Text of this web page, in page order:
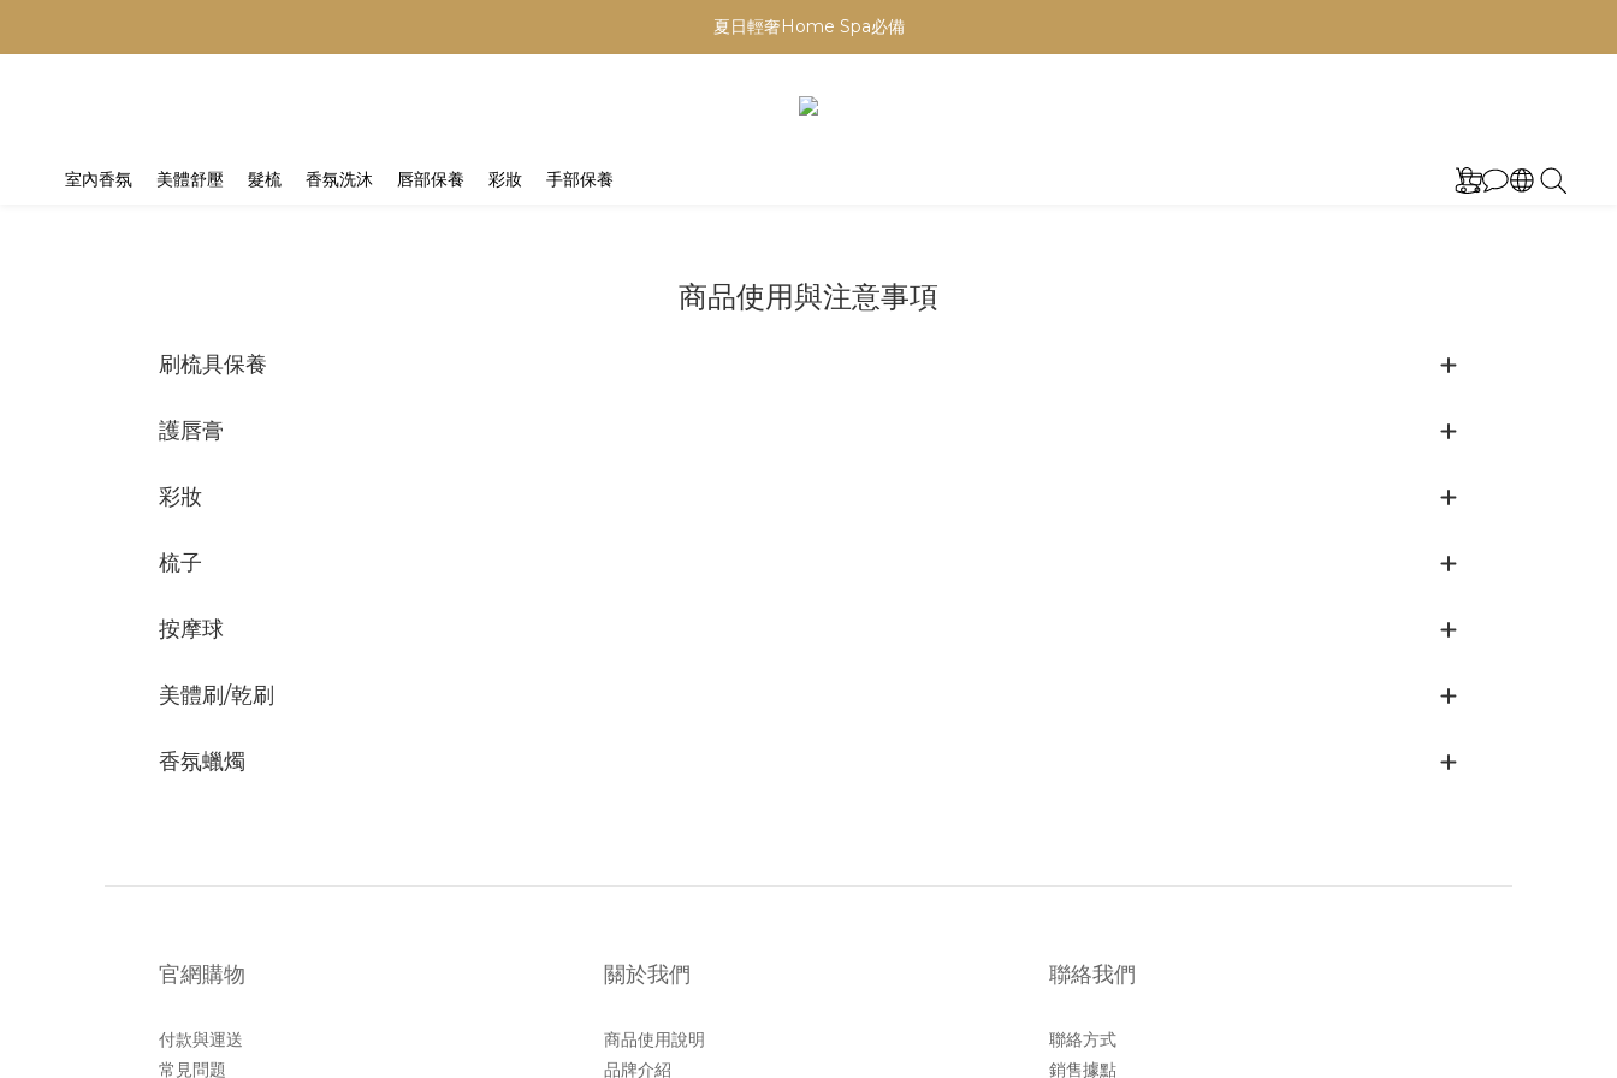
【重要公告】演習期間行動網路受影響，請避免於指定時段下單
夏日輕奢Home Spa必備
室內香氛 美體舒壓 髮梳 香氛洗沐 唇部保養 彩妝 手部保養
商品使用與注意事項
刷梳具保養
護唇膏
彩妝
梳子
按摩球
美體刷/乾刷
香氛蠟燭
官網購物
付款與運送
常見問題
關於我們
商品使用說明
品牌介紹
聯絡我們
聯絡方式
銷售據點